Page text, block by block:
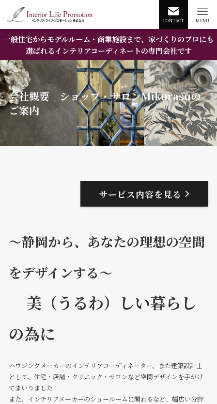
CONTACT MENU
一般住宅からモデルルーム・商業施設まで、家づくりのプロにも
選ばれるインテリアコーディネートの専門会社です
会社概要 ショップ・サロンMikurasuの
ご案内​
サービス内容を見る
～静岡から、あなたの理想の空間
をデザインする～
美（うるわ）しい暮らし
の為に
ハウジングメーカーのインテリアコーディネーター、また建築設計士
として、住宅・店舗・クリニック・サロンなど空間デザインを手がけ
てまいりました
また、インテリアメーカーのショールームに関わるなど、幅広い分野